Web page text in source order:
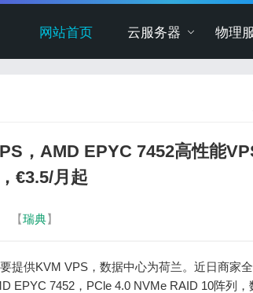
网站首页 云服务器 物理
，AMD EPYC 7452高性能
€3.5/月起
【瑞典】
提供KVM VPS，数据中心为荷兰。近日商家
EPYC 7452，PCle 4.0 NVMe RAID 10阵列